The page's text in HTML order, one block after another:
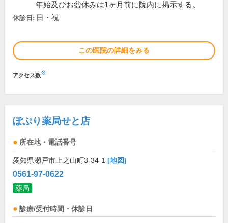
年始及びお盆休みは1ヶ月前に院内に掲示する。
休診日: 日・祝
この医院の詳細をみる
アクセス数※
ぽぷり薬局せと店
所在地・電話番号
愛知県瀬戸市上之山町3-34-1 [地図]
0561-97-0622
薬局
診療/受付時間・休診日